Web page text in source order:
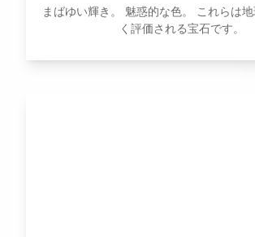
まばゆい輝き。 魅惑的な色。 これらは
く評価される宝石です。